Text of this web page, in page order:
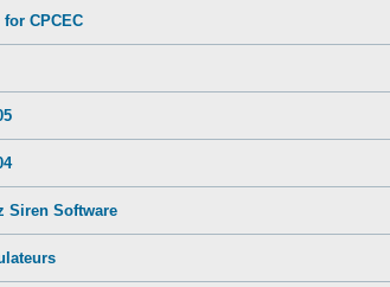
for CPCEC
Siren Software